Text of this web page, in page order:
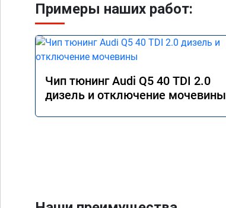
Примеры наших работ:
Чип тюнинг Audi Q5 40 TDI 2.0
дизель и отключение мочевины